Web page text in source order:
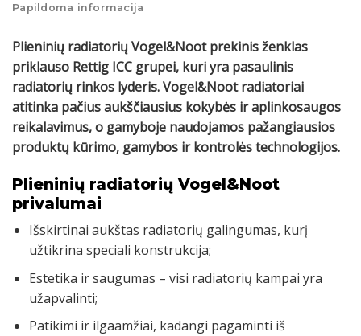
Papildoma informacija
Plieninių radiatorių Vogel&Noot prekinis ženklas
priklauso Rettig ICC grupei, kuri yra pasaulinis
radiatorių rinkos lyderis. Vogel&Noot radiatoriai
atitinka pačius aukščiausius kokybės ir aplinkosaugos
reikalavimus, o gamyboje naudojamos pažangiausios
produktų kūrimo, gamybos ir kontrolės technologijos.
Plieninių radiatorių Vogel&Noot
privalumai
Išskirtinai aukštas radiatorių galingumas, kurį
užtikrina speciali konstrukcija;
Estetika ir saugumas – visi radiatorių kampai yra
užapvalinti;
Patikimi ir ilgaamžiai, kadangi pagaminti iš